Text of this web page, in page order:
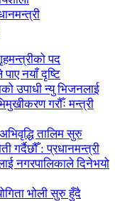
पद
नयाँ दृष्टि
उपाधी न्यु भिजनलाई
गरौँः मन्त्री
तालिम सुरु
गर्दैछौँ : प्रधानमन्त्री
नगरपालिकाले दिनेभयो
भोली सुरु हुँदै